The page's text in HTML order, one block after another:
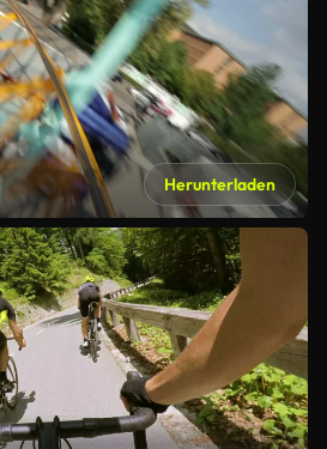
Herunterladen